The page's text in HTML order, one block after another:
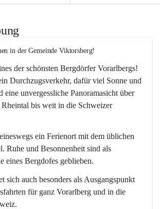
in der Gemeinde Viktorsberg!
der schönsten Bergdörfer Vorarlbergs!
Durchzugsverkehr, dafür viel Sonne und
eine unvergessliche Panoramasicht über
Rheintal bis weit in die Schweizer
ein Ferienort mit dem üblichen
Ruhe und Besonnenheit sind als
eines Bergdofes geblieben.
sich auch besonders als Ausgangspunkt
für ganz Vorarlberg und in die